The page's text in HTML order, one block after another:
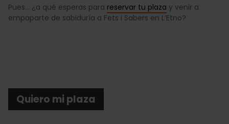
Pues… ¿a qué esperas para reservar tu plaza y venir a
empaparte de sabiduría a Fets i Sabers en L’Etno?
Quiero mi plaza